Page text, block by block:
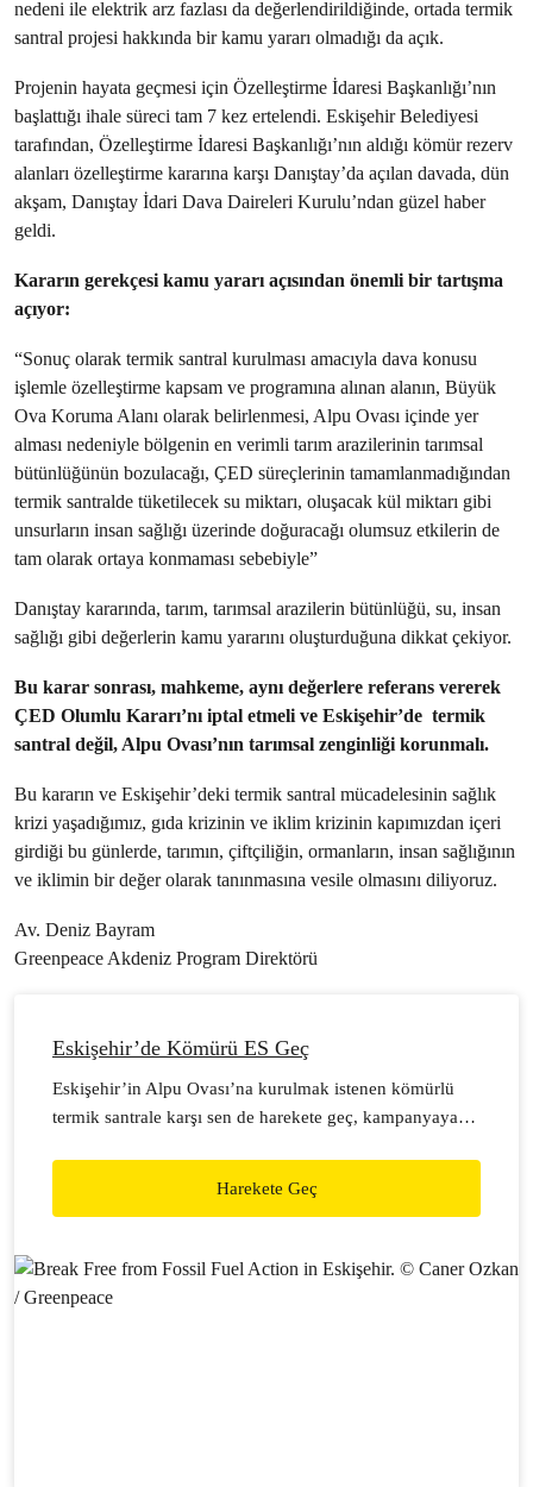
nedeni ile elektrik arz fazlası da değerlendirildiğinde, ortada termik
santral projesi hakkında bir kamu yararı olmadığı da açık.
Projenin hayata geçmesi için Özelleştirme İdaresi Başkanlığı’nın
başlattığı ihale süreci tam 7 kez ertelendi. Eskişehir Belediyesi
tarafından, Özelleştirme İdaresi Başkanlığı’nın aldığı kömür rezerv
alanları özelleştirme kararına karşı Danıştay’da açılan davada, dün
akşam, Danıştay İdari Dava Daireleri Kurulu’ndan güzel haber
geldi.
Kararın gerekçesi kamu yararı açısından önemli bir tartışma
açıyor:
“Sonuç olarak termik santral kurulması amacıyla dava konusu
işlemle özelleştirme kapsam ve programına alınan alanın, Büyük
Ova Koruma Alanı olarak belirlenmesi, Alpu Ovası içinde yer
alması nedeniyle bölgenin en verimli tarım arazilerinin tarımsal
bütünlüğünün bozulacağı, ÇED süreçlerinin tamamlanmadığından
termik santralde tüketilecek su miktarı, oluşacak kül miktarı gibi
unsurların insan sağlığı üzerinde doğuracağı olumsuz etkilerin de
tam olarak ortaya konmaması sebebiyle”
Danıştay kararında, tarım, tarımsal arazilerin bütünlüğü, su, insan
sağlığı gibi değerlerin kamu yararını oluşturduğuna dikkat çekiyor.
Bu karar sonrası, mahkeme, aynı değerlere referans vererek
ÇED Olumlu Kararı’nı iptal etmeli ve Eskişehir’de termik
santral değil, Alpu Ovası’nın tarımsal zenginliği korunmalı.
Bu kararın ve Eskişehir’deki termik santral mücadelesinin sağlık
krizi yaşadığımız, gıda krizinin ve iklim krizinin kapımızdan içeri
girdiği bu günlerde, tarımın, çiftçiliğin, ormanların, insan sağlığının
ve iklimin bir değer olarak tanınmasına vesile olmasını diliyoruz.
Av. Deniz Bayram
Greenpeace Akdeniz Program Direktörü
Eskişehir’de Kömürü ES Geç
Eskişehir’in Alpu Ovası’na kurulmak istenen kömürlü
termik santrale karşı sen de harekete geç, kampanyaya
Harekete Geç